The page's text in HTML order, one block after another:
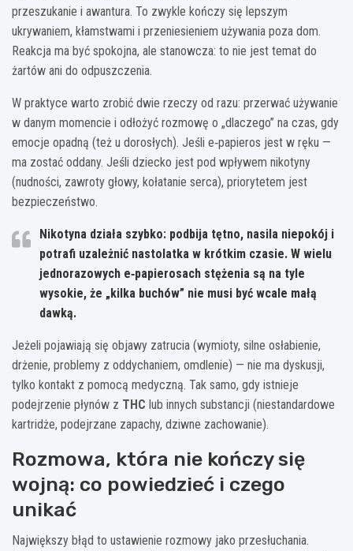
przeszukanie i awantura. To zwykle kończy się lepszym
ukrywaniem, kłamstwami i przeniesieniem używania poza dom.
Reakcja ma być spokojna, ale stanowcza: to nie jest temat do
żartów ani do odpuszczenia.
W praktyce warto zrobić dwie rzeczy od razu: przerwać używanie
w danym momencie i odłożyć rozmowę o „dlaczego” na czas, gdy
emocje opadną (też u dorosłych). Jeśli e‑papieros jest w ręku —
ma zostać oddany. Jeśli dziecko jest pod wpływem nikotyny
(nudności, zawroty głowy, kołatanie serca), priorytetem jest
bezpieczeństwo.
Nikotyna działa szybko: podbija tętno, nasila niepokój i
potrafi uzależnić nastolatka w krótkim czasie. W wielu
jednorazowych e‑papierosach stężenia są na tyle
wysokie, że „kilka buchów” nie musi być wcale małą
dawką.
Jeżeli pojawiają się objawy zatrucia (wymioty, silne osłabienie,
drżenie, problemy z oddychaniem, omdlenie) — nie ma dyskusji,
tylko kontakt z pomocą medyczną. Tak samo, gdy istnieje
podejrzenie płynów z THC lub innych substancji (niestandardowe
kartridże, podejrzane zapachy, dziwne zachowanie).
Rozmowa, która nie kończy się
wojną: co powiedzieć i czego
unikać
Największy błąd to ustawienie rozmowy jako przesłuchania.